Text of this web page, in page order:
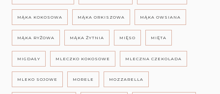
MĄKA KOKOSOWA MĄKA ORKISZOWA MĄKA OWSIANA
MĄKA RYŻOWA MĄKA ŻYTNIA MIĘSO MIĘTA
MIGDAŁY MLECZKO KOKOSOWE MLECZNA CZEKOLADA
MLEKO SOJOWE MORELE MOZZARELLA